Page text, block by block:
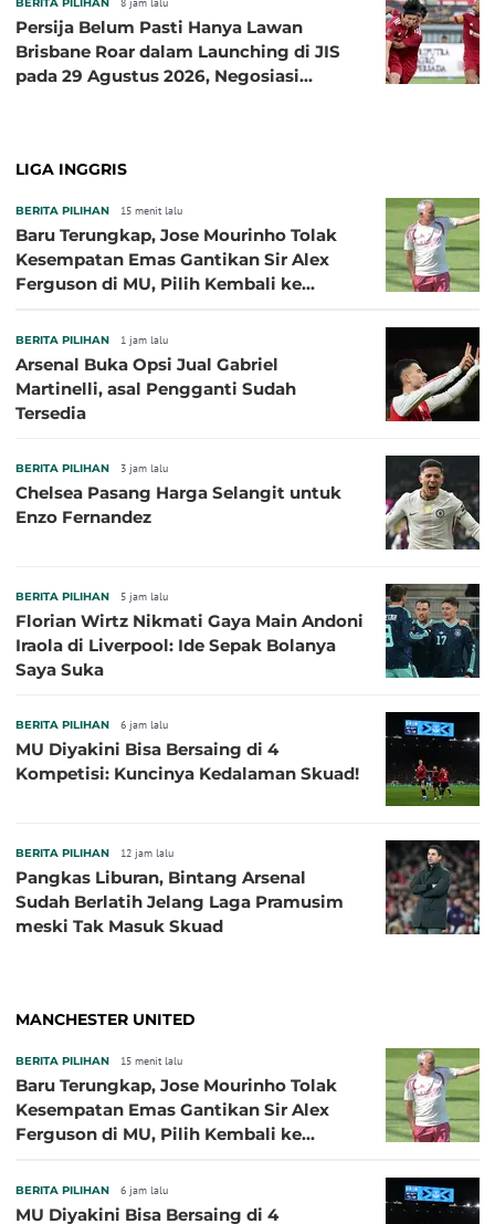
Persija Belum Pasti Hanya Lawan
Brisbane Roar dalam Launching di JIS
pada 29 Agustus 2026, Negosiasi
LIGA INGGRIS
BERITA PILIHAN 15 menit lalu
Baru Terungkap, Jose Mourinho Tolak
Kesempatan Emas Gantikan Sir Alex
Ferguson di MU, Pilih Kembali ke
BERITA PILIHAN 1 jam lalu
Arsenal Buka Opsi Jual Gabriel
Martinelli, asal Pengganti Sudah
Tersedia
BERITA PILIHAN 3 jam lalu
Chelsea Pasang Harga Selangit untuk
Enzo Fernandez
BERITA PILIHAN 5 jam lalu
Florian Wirtz Nikmati Gaya Main Andoni
Iraola di Liverpool: Ide Sepak Bolanya
Saya Suka
BERITA PILIHAN 6 jam lalu
MU Diyakini Bisa Bersaing di 4
Kompetisi: Kuncinya Kedalaman Skuad!
BERITA PILIHAN 12 jam lalu
Pangkas Liburan, Bintang Arsenal
Sudah Berlatih Jelang Laga Pramusim
meski Tak Masuk Skuad
MANCHESTER UNITED
BERITA PILIHAN 15 menit lalu
Baru Terungkap, Jose Mourinho Tolak
Kesempatan Emas Gantikan Sir Alex
Ferguson di MU, Pilih Kembali ke
BERITA PILIHAN 6 jam lalu
MU Diyakini Bisa Bersaing di 4